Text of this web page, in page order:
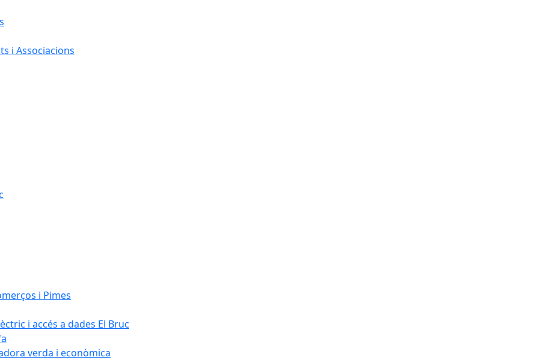
i Associacions
i Pimes
i accés a dades El Bruc
verda i econòmica